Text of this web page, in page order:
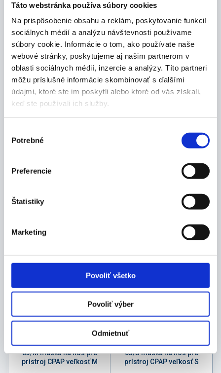
Táto webstránka používa súbory cookies
Na prispôsobenie obsahu a reklám, poskytovanie funkcií
sociálnych médií a analýzu návštevnosti používame
súbory cookie. Informácie o tom, ako používate naše
webové stránky, poskytujeme aj našim partnerom v
oblasti sociálnych médií, inzercie a analýzy. Títo partneri
môžu príslušné informácie skombinovať s ďalšími
údajmi, ktoré ste im poskytli alebo ktoré od vás získali,
keď ste používali ich služby.
súhlasu
Potrebné
Preferencie
Štatistiky
Marketing
Povoliť všetko
Povoliť výber
Odmietnuť
02/L celotvárová maska
pre prístroj CPAP veľkosť
L
65,00 €
Skladom 2 ks
02/M celotvárová maska
pre prístroj CPAP veľkosť
M
65,00 €
Skladom 2 ks
REHAFUND YUWELL YF-
REHAFUND YUWELL YN-
prístroj CPAP veľkosť L
Skladom 1 ks
REHAFUND YUWELL YN-
03/M maska na nos pre
prístroj CPAP veľkosť M
REHAFUND YUWELL YN-
03/S maska na nos pre
prístroj CPAP veľkosť S